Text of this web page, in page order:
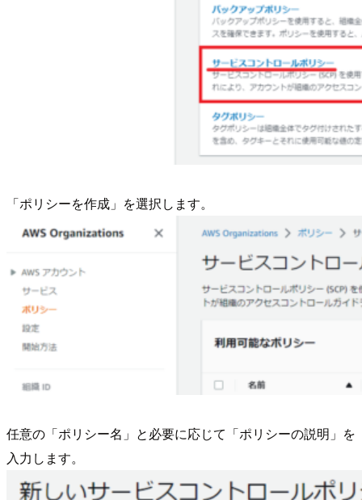
「ポリシーを作成」を選択します。
任意の「ポリシー名」と必要に応じて「ポリシーの説明」を
入力します。